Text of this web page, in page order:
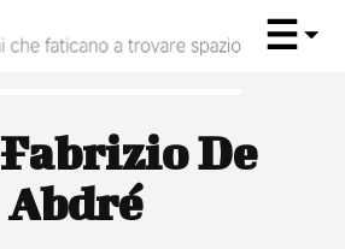
Fabrizio De
Abdré